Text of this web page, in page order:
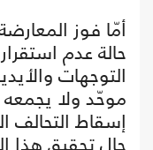
أمّا فوز
حالة عدم
التوجهات
موحّد ولا
إسقاط التحالف